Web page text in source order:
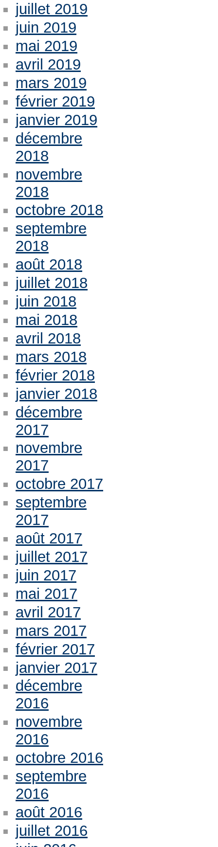
juillet 2019
juin 2019
mai 2019
avril 2019
mars 2019
février 2019
janvier 2019
décembre
2018
novembre
2018
octobre 2018
septembre
2018
août 2018
juillet 2018
juin 2018
mai 2018
avril 2018
mars 2018
février 2018
janvier 2018
décembre
2017
novembre
2017
octobre 2017
septembre
2017
août 2017
juillet 2017
juin 2017
mai 2017
avril 2017
mars 2017
février 2017
janvier 2017
décembre
2016
novembre
2016
octobre 2016
septembre
2016
août 2016
juillet 2016